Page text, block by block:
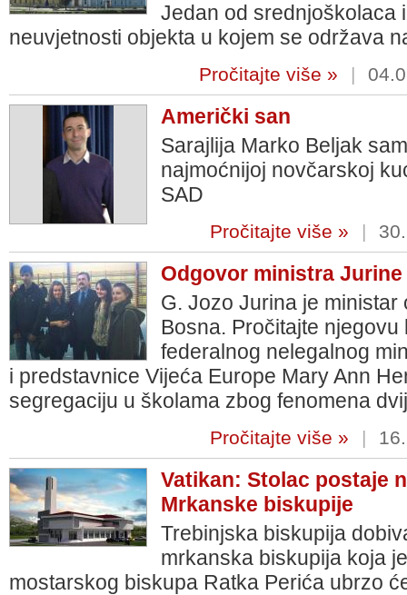
Jedan od srednjoškolaca
neuvjetnosti objekta u kojem se održava
Pročitajte više » |
Američki san
Sarajlija Marko Beljak
najmoćnijoj novčarskoj
SAD
Pročitajte više » |
Odgovor ministra
G. Jozo Jurina je
Bosna. Pročitajte
federalnog nelegalnog
i predstavnice Vijeća Europe Mary Ann
segregaciju u školama zbog fenomena
Pročitajte više » |
Vatikan: Stolac postaje
Mrkanske biskupije
Trebinjska biskupija
mrkanska biskupija koja
mostarskog biskupa Ratka Perića ubrzo